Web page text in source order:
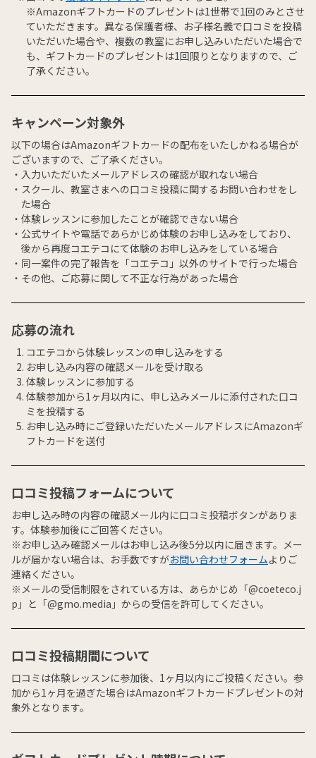
※Amazonギフトカードのプレゼントは1世帯で1回のみとさせ
ていただきます。異なる保護者様、お子様名義で口コミを投稿
いただいた場合や、複数の教室にお申し込みいただいた場合で
も、ギフトカードのプレゼントは1回限りとなりますので、ご
了承ください。
キャンペーン対象外
以下の場合はAmazonギフトカードの配布をいたしかねる場合が
ございますので、ご了承ください。
入力いただいたメールアドレスの確認が取れない場合
スクール、教室さまへの口コミ投稿に関するお問い合わせをし
た場合
体験レッスンに参加したことが確認できない場合
公式サイトや電話であらかじめ体験のお申し込みをしており、
後から再度コエテコにて体験のお申し込みをしている場合
同一案件の完了報告を「コエテコ」以外のサイトで行った場合
その他、ご応募に関して不正な行為があった場合
応募の流れ
コエテコから体験レッスンの申し込みをする
お申し込み内容の確認メールを受け取る
体験レッスンに参加する
体験参加から1ヶ月以内に、申し込みメールに添付された口コ
ミを投稿する
お申し込み時にご登録いただいたメールアドレスにAmazonギ
フトカードを送付
口コミ投稿フォームについて
お申し込み時の内容の確認メール内に口コミ投稿ボタンがありま
す。体験参加後にご回答ください。
※お申し込み確認メールはお申し込み後5分以内に届きます。メー
ルが届かない場合は、お手数ですがお問い合わせフォームよりご
連絡ください。
※メールの受信制限をされている方は、あらかじめ「@coeteco.j
p」と「@gmo.media」からの受信を許可してください。
口コミ投稿期間について
口コミは体験レッスンに参加後、1ヶ月以内にご投稿ください。参
加から1ヶ月を過ぎた場合はAmazonギフトカードプレゼントの対
象外となります。